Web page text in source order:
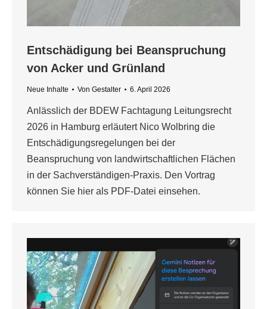
Entschädigung bei Beanspruchung
von Acker und Grünland
Neue Inhalte Von Gestalter 6. April 2026
Anlässlich der BDEW Fachtagung Leitungsrecht
2026 in Hamburg erläutert Nico Wolbring die
Entschädigungsregelungen bei der
Beanspruchung von landwirtschaftlichen Flächen
in der Sachverständigen-Praxis. Den Vortrag
können Sie hier als PDF-Datei einsehen.